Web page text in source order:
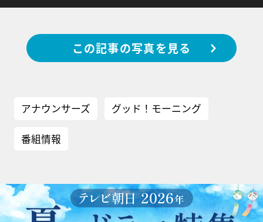
この記事の写真を見る
アナウンサーズ グッド！モーニング
番組情報